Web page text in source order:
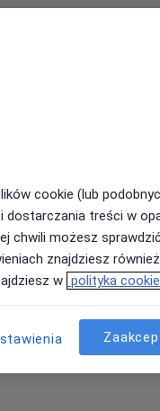
cookie (lub
dostarczania treści w
chwili możesz
znajdziesz
w polityka